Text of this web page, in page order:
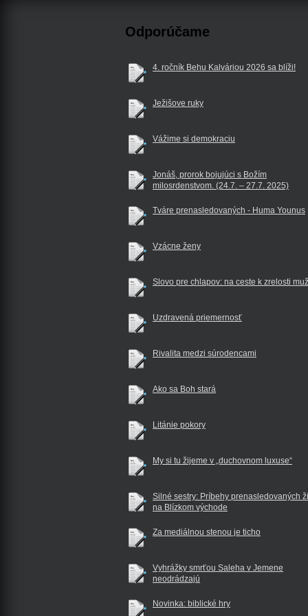
Odporúčame
4. ročník Behu Kalváriou 2026 sa blíži!
Ježišove ruky
Vážime si demokraciu
Jonáš, prorok bojujúci s Božím
milosrdenstvom. (24.7. – 27.7. 2025)
Tváre prenasledovaných - Huma Younus
Vzácne ženy
Slovo pre chlapov: na ceste k zrelosti
Uzdravená priemernosť
Rivalita medzi súrodencami
Ako sa Boh stará
Litánie pokory
My si tu žijeme v „duchovnom luxuse“
Silné sestry: Príbehy prenasledovaných
na Blízkom východe
Za mediálnou stenou je ticho
Vyhrážky smrťou Saleha v Jemene
neodrádzajú
Novinka: biblické hry